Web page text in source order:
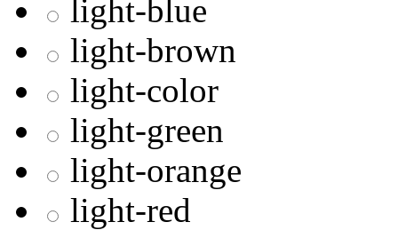
light-blue
light-brown
light-color
light-green
light-orange
light-red